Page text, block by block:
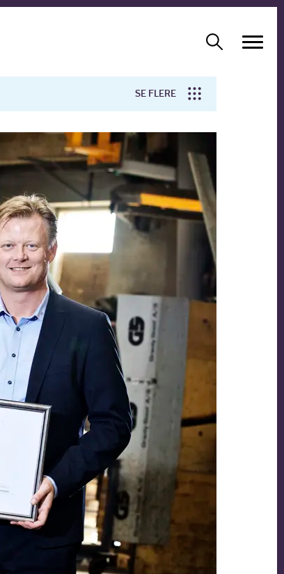
SE FLERE
Arbejdsmiljø
Forskning